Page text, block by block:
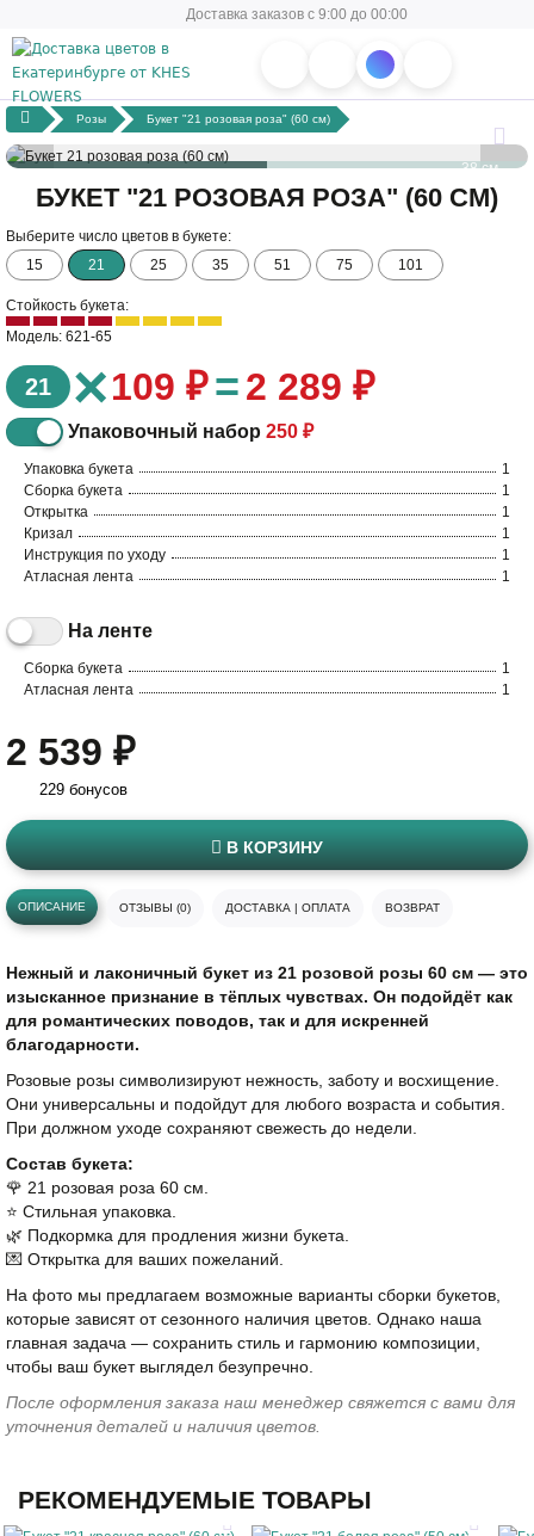
Доставка заказов с 9:00 до 00:00
Розы Букет "21 розовая роза" (60 см)
38 см
БУКЕТ "21 РОЗОВАЯ РОЗА" (60 СМ)
Выберите число цветов в букете:
15
21 25 35 51 75 101
Стойкость букета:
Модель: 621-65
21 ×109 ₽=2 289 ₽
Упаковочный набор 250 ₽
Упаковка букета
1
Сборка букета
1
Открытка
1
Кризал
1
Инструкция по уходу
1
Атласная лента
1
На ленте
Сборка букета
1
Атласная лента
1
2 539 ₽
229 бонусов
В КОРЗИНУ
ОПИСАНИЕ ОТЗЫВЫ (0) ДОСТАВКА | ОПЛАТА ВОЗВРАТ
Нежный и лаконичный букет из 21 розовой розы 60 см — это
изысканное признание в тёплых чувствах. Он подойдёт как
для романтических поводов, так и для искренней
благодарности.
Розовые розы символизируют нежность, заботу и восхищение.
Они универсальны и подойдут для любого возраста и события.
При должном уходе сохраняют свежесть до недели.
Состав букета:
🌹 21 розовая роза 60 см.
⭐️ Стильная упаковка.
🌿 Подкормка для продления жизни букета.
💌 Открытка для ваших пожеланий.
На фото мы предлагаем возможные варианты сборки букетов,
которые зависят от сезонного наличия цветов. Однако наша
главная задача — сохранить стиль и гармонию композиции,
чтобы ваш букет выглядел безупречно.
После оформления заказа наш менеджер свяжется с вами для
уточнения деталей и наличия цветов.
РЕКОМЕНДУЕМЫЕ ТОВАРЫ